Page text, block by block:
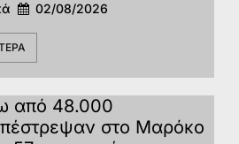
02/08/2026
από 48.000
στο Μαρόκο